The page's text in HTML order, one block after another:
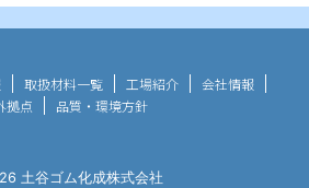
取扱材料一覧 工場紹介
会社情報
拠点
品質・環境方針
土谷ゴム化成株式会社